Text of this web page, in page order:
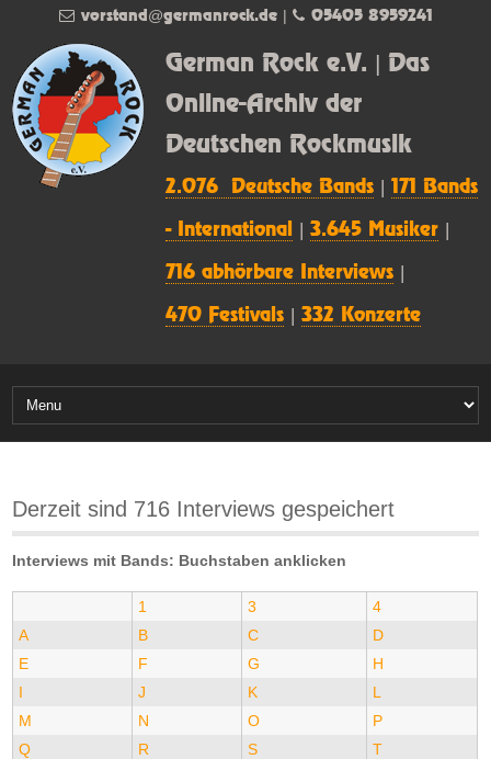
German Rock e.V. | Das
Online-Archiv der
Deutschen Rockmusik
2.076 Deutsche Bands |171 Bands
- International |3.645 Musiker
716 abhörbare Interviews
470 Festivals |332 Konzerte
vorstand@germanrock.de| 05405 8959241
Derzeit sind 716 Interviews gespeichert
Interviews mit Bands: Buchstaben anklicken
1 3
4
A
B C
D
E
F G
H
I
J K
L
M
N O
P
Q
R S
T